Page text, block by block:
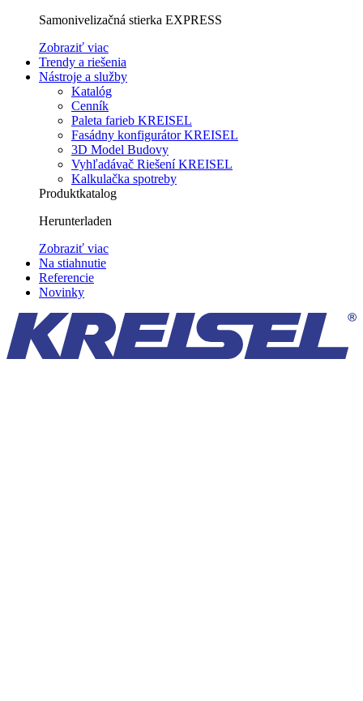
Samonivelizačná stierka EXPRESS
Zobraziť viac
Trendy a riešenia
Nástroje a služby
Katalóg
Cenník
Paleta farieb KREISEL
Fasádny konfigurátor KREISEL
3D Model Budovy
Vyhľadávač Riešení KREISEL
Kalkulačka spotreby
Produktkatalog
Herunterladen
Zobraziť viac
Na stiahnutie
Referencie
Novinky